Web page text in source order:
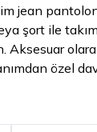
jean
şort ile
özel